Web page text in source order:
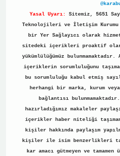
Yasal Uyarı:
Sitemiz, 5651
Teknolojileri ve İletişim Kurumu
bir Yer Sağlayıcı olarak
sitedeki içerikleri proaktif
yükümlülüğümüz
içeriklerin sorumluluğunu
bu sorumluluğu kabul etmiş
herhangi bir marka, kurum
bağlantısı
hazırladığımız makaleler
içerikler haber niteliği
kişiler hakkında paylaşım
kişiler ile isim benzerlikleri
kar amacı gütmeyen ve